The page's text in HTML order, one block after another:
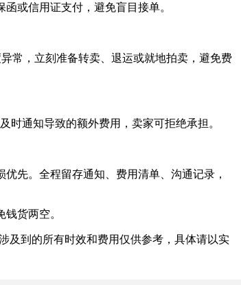
或信用证支付，避免盲目接单。
常，立刻准备转卖、退运或就地拍卖，避免费
通知导致的额外费用，卖家可拒绝承担。
先。全程留存通知、费用清单、沟通记录，
货两空。
到的所有时效和费用仅供参考，具体请以实